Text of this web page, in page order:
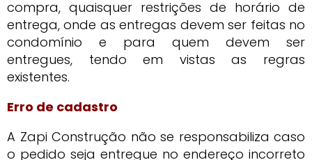
compra, quaisquer restrições de horário de
entrega, onde as entregas devem ser feitas no
condomínio e para quem devem ser
entregues, tendo em vistas as regras
existentes.
Erro de cadastro
A Zapi Construção não se responsabiliza caso
o pedido seja entregue no endereço incorreto